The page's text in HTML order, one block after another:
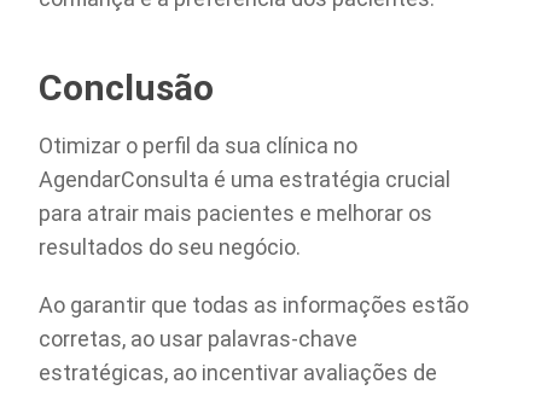
Conclusão
Otimizar o perfil da sua clínica no
AgendarConsulta é uma estratégia crucial
para atrair mais pacientes e melhorar os
resultados do seu negócio.
Ao garantir que todas as informações estão
corretas, ao usar palavras-chave
estratégicas, ao incentivar avaliações de